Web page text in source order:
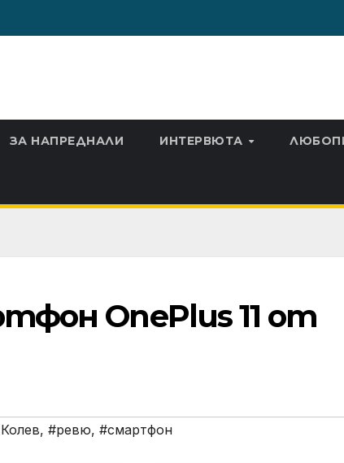
ЗА НАПРЕДНАЛИ ИНТЕРВЮТА
OnePlus 11 от
, #ревю, #смартфон